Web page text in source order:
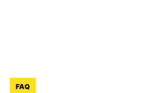
FAQ